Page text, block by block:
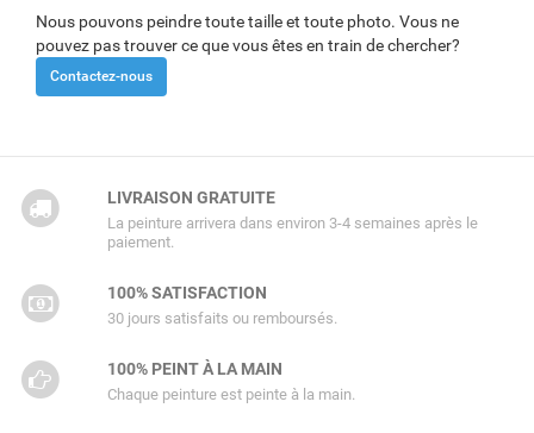
Nous pouvons peindre toute taille et toute photo. Vous ne
pouvez pas trouver ce que vous êtes en train de chercher?
Contactez-nous
LIVRAISON GRATUITE
La peinture arrivera dans environ 3-4 semaines après le
paiement.
100% SATISFACTION
30 jours satisfaits ou remboursés.
100% PEINT À LA MAIN
Chaque peinture est peinte à la main.